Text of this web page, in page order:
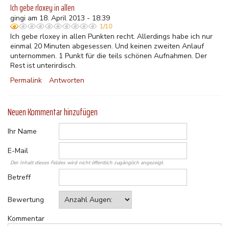
Ich gebe rloxey in allen
gingi am 18. April 2013 - 18:39
1/10
Ich gebe rloxey in allen Punkten recht. Allerdings habe ich nur
einmal 20 Minuten abgesessen. Und keinen zweiten Anlauf
unternommen. 1 Punkt für die teils schönen Aufnahmen. Der
Rest ist unterirdisch.
Permalink
Antworten
Neuen Kommentar hinzufügen
Ihr Name
E-Mail
Der Inhalt dieses Feldes wird nicht öffentlich zugänglich angezeigt.
Betreff
Bewertung
Kommentar